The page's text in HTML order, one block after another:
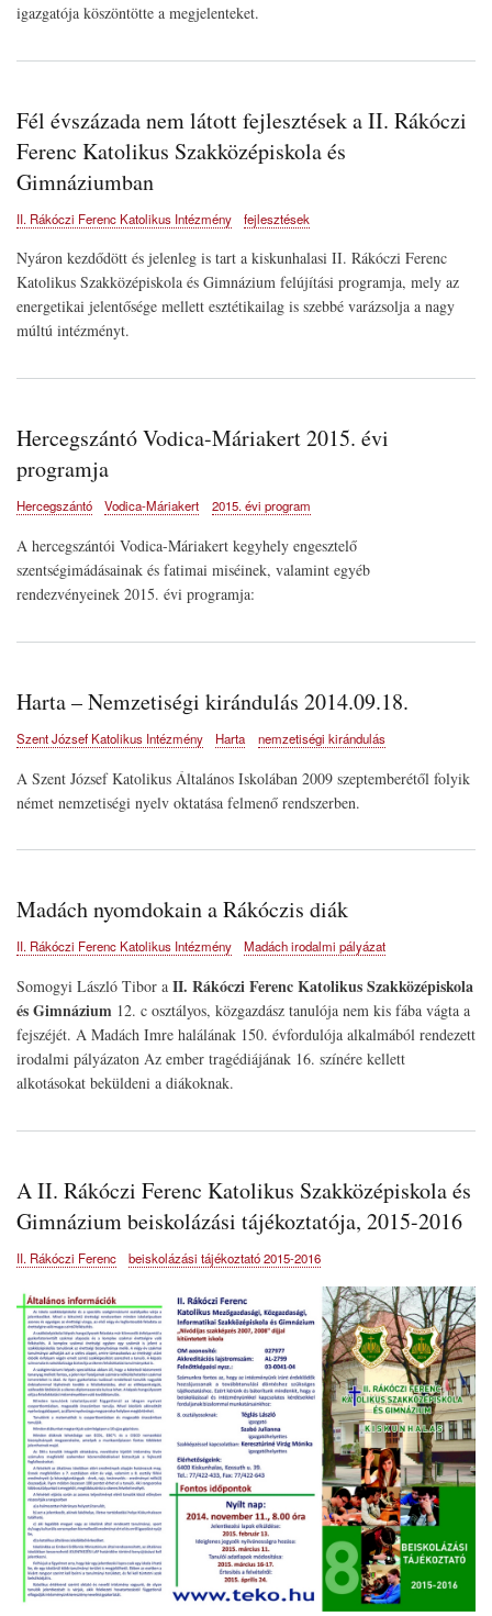
igazgatója köszöntötte a megjelenteket.
Fél évszázada nem látott fejlesztések a II. Rákóczi
Ferenc Katolikus Szakközépiskola és
Gimnáziumban
II. Rákóczi Ferenc Katolikus Intézmény fejlesztések
Nyáron kezdődött és jelenleg is tart a kiskunhalasi II. Rákóczi Ferenc
Katolikus Szakközépiskola és Gimnázium felújítási programja, mely az
energetikai jelentősége mellett esztétikailag is szebbé varázsolja a nagy
múltú intézményt.
Hercegszántó Vodica-Máriakert 2015. évi
programja
Hercegszántó Vodica-Máriakert 2015. évi program
A hercegszántói Vodica-Máriakert kegyhely engesztelő
szentségimádásainak és fatimai miséinek, valamint egyéb
rendezvényeinek 2015. évi programja:
Harta – Nemzetiségi kirándulás 2014.09.18.
Szent József Katolikus Intézmény Harta nemzetiségi kirándulás
A Szent József Katolikus Általános Iskolában 2009 szeptemberétől folyik
német nemzetiségi nyelv oktatása felmenő rendszerben.
Madách nyomdokain a Rákóczis diák
II. Rákóczi Ferenc Katolikus Intézmény Madách irodalmi pályázat
Somogyi László Tibor a II. Rákóczi Ferenc Katolikus Szakközépiskola
és Gimnázium 12. c osztályos, közgazdász tanulója nem kis fába vágta a
fejszéjét. A Madách Imre halálának 150. évfordulója alkalmából rendezett
irodalmi pályázaton Az ember tragédiájának 16. színére kellett
alkotásokat beküldeni a diákoknak.
A II. Rákóczi Ferenc Katolikus Szakközépiskola és
Gimnázium beiskolázási tájékoztatója, 2015-2016
II. Rákóczi Ferenc beiskolázási tájékoztató 2015-2016